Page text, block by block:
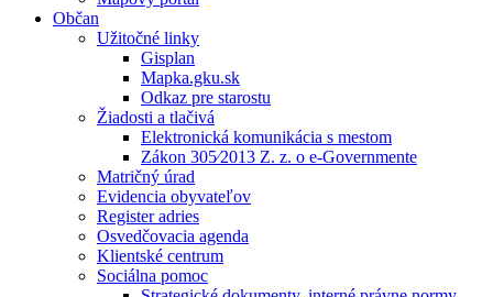
Občan
Užitočné linky
Gisplan
Mapka.gku.sk
Odkaz pre starostu
Žiadosti a tlačivá
Elektronická komunikácia s mestom
Zákon 305⁄2013 Z. z. o e-Governmente
Matričný úrad
Evidencia obyvateľov
Register adries
Osvedčovacia agenda
Klientské centrum
Sociálna pomoc